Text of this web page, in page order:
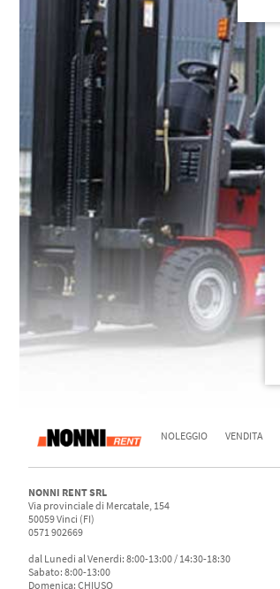
NOLEGGIO VENDITA
NONNI RENT SRL
Via provinciale di Mercatale, 154
50059 Vinci (FI)
0571 902669
dal Lunedi al Venerdi: 8:00-13:00 / 14:30-18:30
Sabato: 8:00-13:00
Domenica: CHIUSO